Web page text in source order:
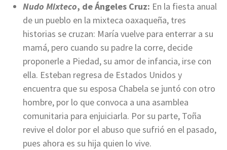
Nudo Mixteco, de Ángeles Cruz: En la fiesta anual
de un pueblo en la mixteca oaxaqueña, tres
historias se cruzan: María vuelve para enterrar a su
mamá, pero cuando su padre la corre, decide
proponerle a Piedad, su amor de infancia, irse con
ella. Esteban regresa de Estados Unidos y
encuentra que su esposa Chabela se juntó con otro
hombre, por lo que convoca a una asamblea
comunitaria para enjuiciarla. Por su parte, Toña
revive el dolor por el abuso que sufrió en el pasado,
pues ahora es su hija quien lo vive.